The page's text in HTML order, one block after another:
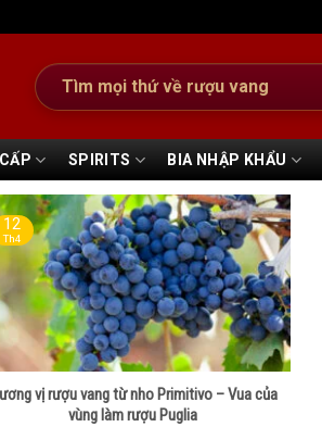
Tìm
kiếm:
SPIRITS BIA NHẬP KHẨU
vị rượu vang từ nho Primitivo – Vua của
vùng làm rượu Puglia
12
Th4